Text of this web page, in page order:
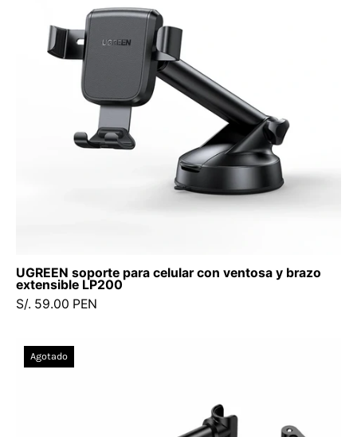
ventosa
y
brazo
extensible
LP200
UGREEN soporte para celular con ventosa y brazo
extensible LP200
S/. 59.00 PEN
Tablet
Agotado